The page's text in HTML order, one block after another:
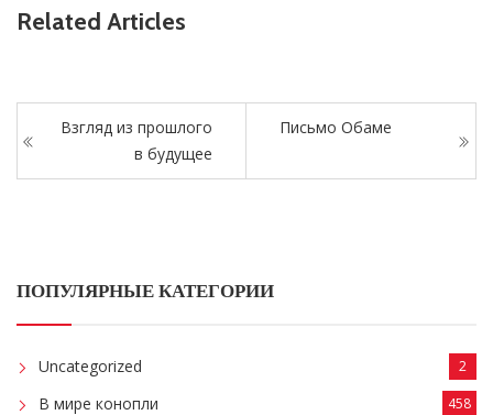
Related Articles
Взгляд из прошлого
в будущее
Письмо Обаме
ПОПУЛЯРНЫЕ КАТЕГОРИИ
Uncategorized 2
В мире конопли 458